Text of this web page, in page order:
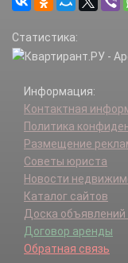
Статистика:
Информация:
Контактная
Политика
Размещение
Советы юриста
Новости
Каталог сайтов
Доска объявлений
Договор аренды
Обратная связь